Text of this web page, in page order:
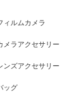
ィルムカメラ
メラアクセサリー
ンズアクセサリー
ッグ